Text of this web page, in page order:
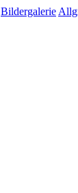
Bildergalerie